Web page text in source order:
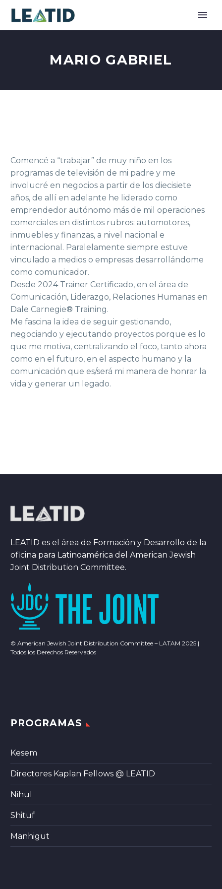
MARIO GABRIEL
Comencé a “trabajar” de muy niño en los
programas de televisión de mi padre y me
involucré en negocios a partir de los diecisiete
años, de allí en adelante he liderado como
emprendedor autónomo más de mil operaciones
comerciales en distintos rubros: automotores,
inmuebles y finanzas, a nivel nacional e
internacional. Paralelamente siempre estuve
vinculado a medios o empresas desarrollándome
como comunicador.
Desde 2024 Trainer Certificado, en el área de
Comunicación, Liderazgo, Relaciones Humanas en
Dale Carnegie® Training.
Me fascina la idea de seguir gestionando,
negociando y ejecutando proyectos porque es lo
que me motiva, centralizando el foco, tanto ahora
como en el futuro, en el aspecto humano y la
comunicación que es/será mi manera de honrar la
vida y generar un legado.
LEATID es el área de Formación y Desarrollo de la
oficina para Latinoamérica del American Jewish
Joint Distribution Committee.
© American Jewish Joint Distribution Committee – LATAM 2025 |
Todos los Derechos Reservados
PROGRAMAS
Kesem
Directores Kaplan Fellows @ LEATID
Nihul
Shituf
Manhigut